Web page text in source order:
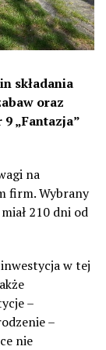
składania
oraz
„Fantazja”
na
firm. Wybrany
210 dni od
w tej
–
–
nie